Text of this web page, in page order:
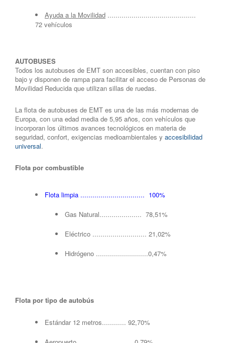
Ayuda a la Movilidad ............................................
72 vehículos
AUTOBUSES
Todos los autobuses de EMT son accesibles, cuentan con piso
bajo y disponen de rampa para facilitar el acceso de Personas de
Movilidad Reducida que utilizan sillas de ruedas.
La flota de autobuses de EMT es una de las más modernas de
Europa, con una edad media de 5,95 años, con vehículos que
incorporan los últimos avances tecnológicos en materia de
seguridad, confort, exigencias medioambientales y accesibilidad
universal.
Flota por combustible
Flota limpia ................................ 100%
Gas Natural..................... 78,51%
Eléctrico ........................... 21,02%
Hidrógeno ..........................0,47%
Flota por tipo de autobús
Estándar 12 metros............ 92,70%